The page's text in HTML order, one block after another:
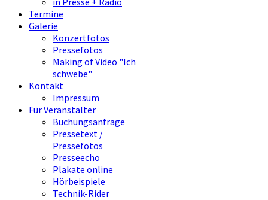
Termine
Galerie
Konzertfotos
Pressefotos
Making of Video "Ich
schwebe"
Kontakt
Impressum
Für Veranstalter
Buchungsanfrage
Pressetext /
Pressefotos
Presseecho
Plakate online
Hörbeispiele
Technik-Rider